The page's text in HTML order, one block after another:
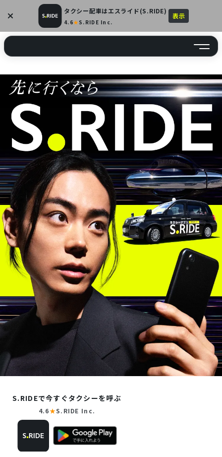
タクシー配車はエスライド(S.RIDE)
4.6★S.RIDE Inc.
S.RIDEで今すぐタクシーを呼ぶ
4.6★S.RIDE Inc.